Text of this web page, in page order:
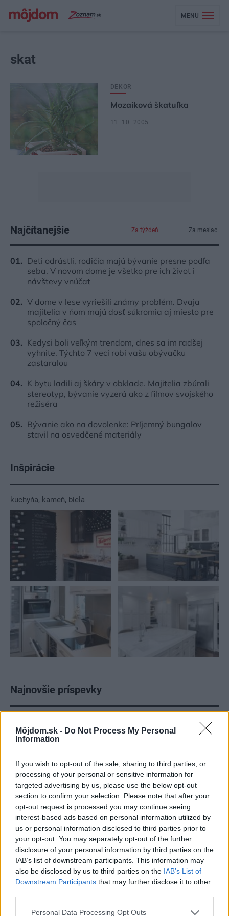
Môjdom.sk - Do Not Process My Personal
Information
If you wish to opt-out of the sale, sharing to third parties, or
processing of your personal or sensitive information for
targeted advertising by us, please use the below opt-out
section to confirm your selection. Please note that after your
opt-out request is processed you may continue seeing
interest-based ads based on personal information utilized by
us or personal information disclosed to third parties prior to
your opt-out. You may separately opt-out of the further
disclosure of your personal information by third parties on the
IAB’s list of downstream participants. This information may
also be disclosed by us to third parties on the IAB’s List of
Downstream Participants that may further disclose it to other
Please note that this website/app uses one or more Google
Personal Data Processing Opt Outs
MENU
skat
DEKOR
Mozaiková škatuľka
11. 10. 2005
Najčítanejšie Za týždeň Za mesiac
Deti odrástli, rodičia majú bývanie presne podľa
seba. V novom dome je všetko pre ich život i
návštevy vnúčat
V dome v lese vyriešili známy problém. Dvaja
majitelia v ňom majú dosť súkromia aj miesto pre
spoločný čas
Kedysi boli veľkým trendom, dnes sa im radšej
vyhnite. Týchto 7 vecí robí vašu obývačku
zastaralou
K bytu ladili aj škáry v obklade. Majitelia zbúrali
stereotyp, bývanie vyzerá ako z filmov svojského
režiséra
Bývanie ako na dovolenke: Príjemný bungalov
stavil na osvedčené materiály
Inšpirácie
kuchyňa, kameň, biela
Najnovšie príspevky
Re: Takto sa rieši málo úložného miesta. V tomto byte
stačil jeden prvok | Môjdom.sk
My napríklad labky utierame hneď pri dverách a doma pred dvere
Re: Takto sa rieši málo úložného miesta. V tomto byte
stačil jeden prvok | Môjdom.sk
Dizajn je to nádherný, tá brezová preglejka a čisté línie vyzerajú super.
Ale vždy, keď…
Re: Toto je najväčší mýtus pri ošetrení dreva a môže vás
vyjsť draho. Ako ho ochrániť pred hnitím a škodcami?
clovek by cakal ze vysusene drahe drevo bolo predtym naparovane aby
sa zbavilo zarodkov skodcov...